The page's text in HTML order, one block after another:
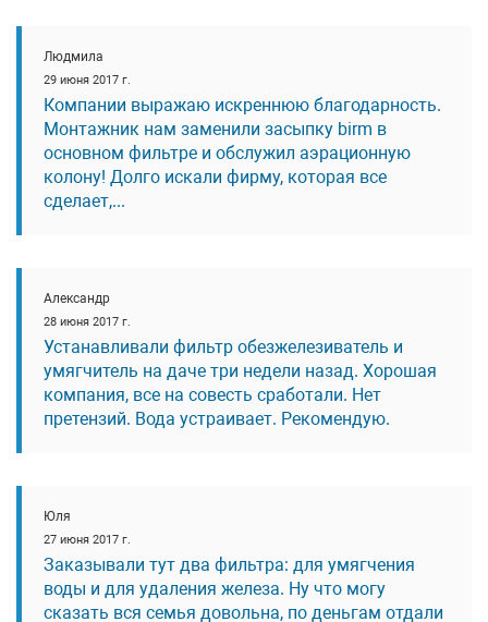
Людмила
29 июня 2017 г.
Компании выражаю искреннюю благодарность.
Монтажник нам заменили засыпку birm в
основном фильтре и обслужил аэрационную
колону! Долго искали фирму, которая все
сделает,...
Александр
28 июня 2017 г.
Устанавливали фильтр обезжелезиватель и
умягчитель на даче три недели назад. Хорошая
компания, все на совесть сработали. Нет
претензий. Вода устраивает. Рекомендую.
Юля
27 июня 2017 г.
Заказывали тут два фильтра: для умягчения
воды и для удаления железа. Ну что могу
сказать вся семья довольна, по деньгам отдали